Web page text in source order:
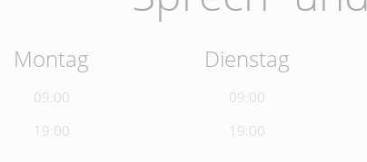
Montag
09:00
19:00
Dienstag
09:00
19:00